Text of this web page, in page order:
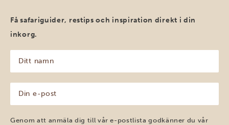
Få safariguider, restips och inspiration direkt i din
inkorg.
namn
(Obligatoriskt)
post
(Obligatoriskt)
Genom att anmäla dig till vår e-postlista godkänner du vår